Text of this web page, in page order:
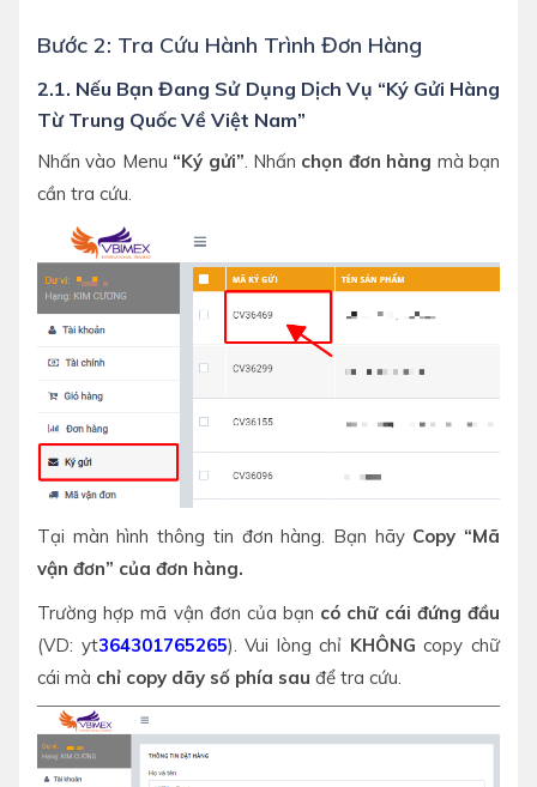
Bước 2: Tra Cứu Hành Trình Đơn Hàng
2.1. Nếu Bạn Đang Sử Dụng Dịch Vụ “Ký Gửi Hàng
Từ Trung Quốc Về Việt Nam”
Nhấn vào Menu “Ký gửi” . Nhấn chọn đơn hàng mà bạn
cần tra cứu.
Tại màn hình thông tin đơn hàng. Bạn hãyCopy “Mã
vận đơn” của đơn hàng.
Trường hợp mã vận đơn của bạn có chữ cái đứng đầu
(VD: yt364301765265). Vui lòng chỉ KHÔNG copy chữ
cái mà chỉ copy dãy số phía sau để tra cứu.